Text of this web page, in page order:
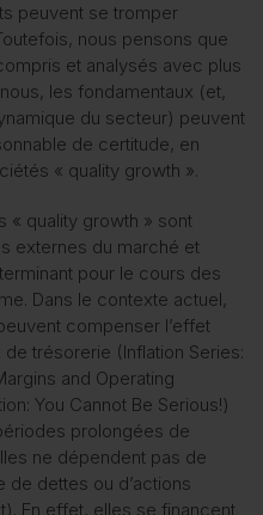
peuvent se tromper
nous pensons que
et analysés avec plus
les fondamentaux (et,
du secteur) peuvent
de certitude, en
« quality growth ».
« quality growth » sont
externes du marché et
pour le cours des
Dans le contexte actuel,
compenser l’effet
de trésorerie (Inflation Series:
and Operating
You Cannot Be Serious!)
prolongées de
ne dépendent pas de
dettes ou d’actions
). En effet, elles se financent